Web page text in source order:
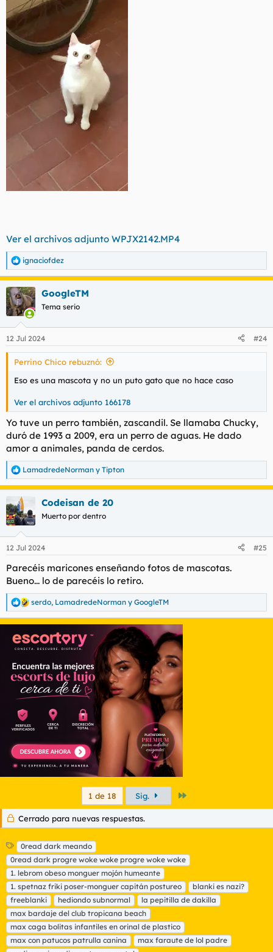
Ver el archivos adjunto WPJX2142.MP4
R
e
a
c
c
i
e
s
ignaciofdez
GoogleTM
Tema serio
12 Jul 2024 #24
Perrino Chico rebuznó:
Eso es una mascota y no un puto gato que no hace caso
Ver el archivos adjunto 166178
Yo tuve un perro también, zascandil. Se llamaba Chucky,
duró de 1993 a 2009, era un perro de aguas. He dado
amor a animales, panda de cerdos.
R
e
a
c
c
i
e
:
LamadredeNorman y Tipton
Codeisan de 20
Muerto por dentro
12 Jul 2024 #25
Parecéis maricones enseñando fotos de mascotas.
Bueno... lo de parecéis lo retiro.
R
e
a
c
c
o
n
e
serdo, LamadredeNorman y GoogleTM
1 de 18 Sig.
Cerrado para nuevas respuestas.
E
t
i
q
u
e
t
a
s
0read dark meando
0read dark progre woke woke progre woke woke
1. lebrom obeso monguer mojón humeante
1. spetnaz friki poser-monguer capitán postureo
blanki es nazi?
freeblanki
hediondo subnormal
la pepitilla de dakilla
max bardaje del club tropicana beach
max caga bolitas infantiles en orinal de plastico
max con patucos patrulla canina
max faraute de lol padre